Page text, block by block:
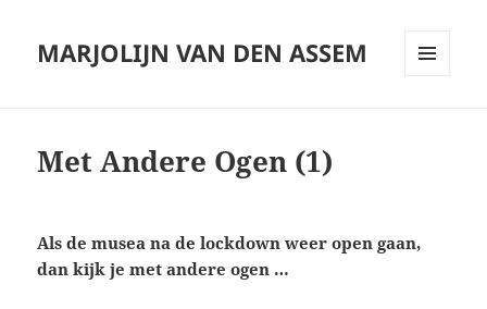
MARJOLIJN VAN DEN ASSEM
Met Andere Ogen (1)
Als de musea na de lockdown weer open gaan,
dan kijk je met andere ogen …